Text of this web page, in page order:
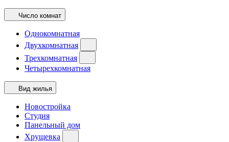
Число комнат
Однокомнатная
Двухкомнатная
Трехкомнатная
Четырехкомнатная
Вид жилья
Новостройка
Студия
Панельный дом
Хрущевка